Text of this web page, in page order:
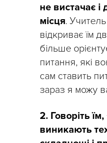
не вистачає і
місця.
відкриває їм
більше
питання, які
сам ставить
зараз я можу
2. Говоріть
виникають